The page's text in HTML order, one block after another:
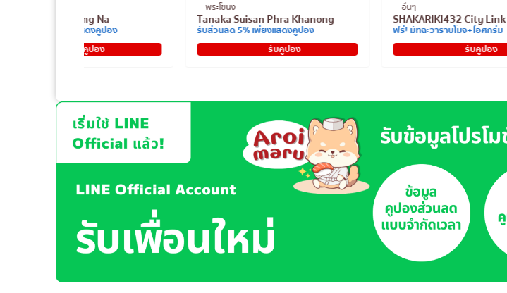
Tanaka Suisan Phra Khanong
รับส่วนลด 5% เพียงแสดงคูปอง
รับคูปอง
อื่นๆ
SHAKARIKI432 City Link Korat
ฟรี! มัทฉะวาราบิโมจิ+ไอศกรีม
รับคูปอง
ไอคอนสยาม
Shakariki 432 SENA Fest
ฟรี! มัทฉะวาราบิโมจิ+ไอศกรีม
รับคูปอง